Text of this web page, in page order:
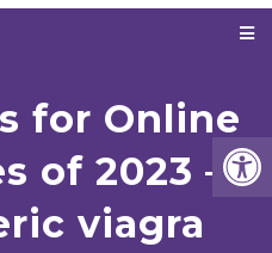
for Online
of 2023 –
viagra